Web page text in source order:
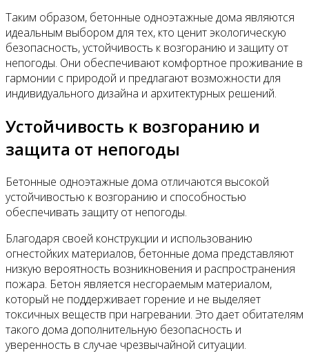
Таким образом, бетонные одноэтажные дома являются
идеальным выбором для тех, кто ценит экологическую
безопасность, устойчивость к возгоранию и защиту от
непогоды. Они обеспечивают комфортное проживание в
гармонии с природой и предлагают возможности для
индивидуального дизайна и архитектурных решений.
Устойчивость к возгоранию и
защита от непогоды
Бетонные одноэтажные дома отличаются высокой
устойчивостью к возгоранию и способностью
обеспечивать защиту от непогоды.
Благодаря своей конструкции и использованию
огнестойких материалов, бетонные дома представляют
низкую вероятность возникновения и распространения
пожара. Бетон является несгораемым материалом,
который не поддерживает горение и не выделяет
токсичных веществ при нагревании. Это дает обитателям
такого дома дополнительную безопасность и
уверенность в случае чрезвычайной ситуации.